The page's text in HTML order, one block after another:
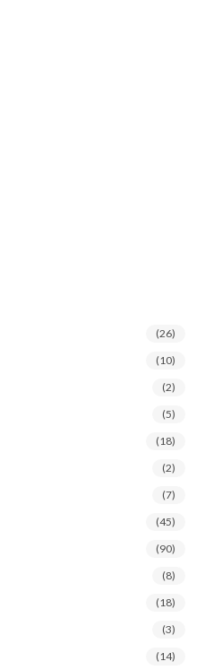
(26)
(10)
(2)
(5)
(18)
(2)
(7)
(45)
(90)
(8)
(18)
(3)
(14)